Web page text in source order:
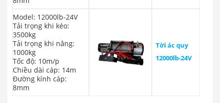
Model: 12000lb-24V
Tải trọng khi kéo:
3500kg
Tải trọng khi nâng:
1000kg
Tốc độ: 10m/p
Chiều dài cáp: 14m
Đường kính cáp:
8mm
Tời ác quy
12000lb-24V